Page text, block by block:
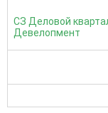
СЗ Деловой
Девелопмент